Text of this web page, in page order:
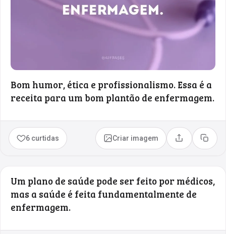
Bom humor, ética e profissionalismo. Essa é a
receita para um bom plantão de enfermagem.
6 curtidas Criar imagem Compartilhar
Copiar
Um plano de saúde pode ser feito por médicos,
mas a saúde é feita fundamentalmente de
enfermagem.